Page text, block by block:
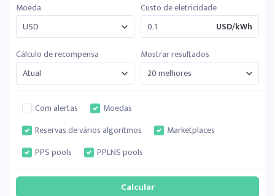
Moeda
Custo de eletricidade
USD/kWh
Cálculo de recompensa
Mostrar resultados
Com alertas
Moedas
Reservas de vários algoritmos
Marketplaces
PPS pools
PPLNS pools